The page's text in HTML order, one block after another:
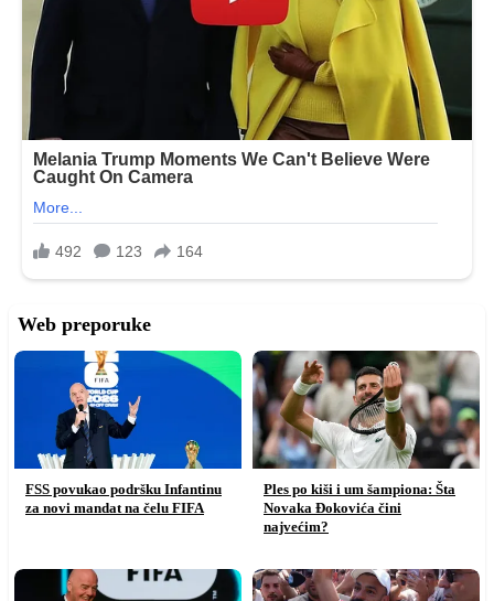
Web preporuke
FSS povukao podršku Infantinu
za novi mandat na čelu FIFA
Ples po kiši i um šampiona: Šta
Novaka Đokovića čini
najvećim?